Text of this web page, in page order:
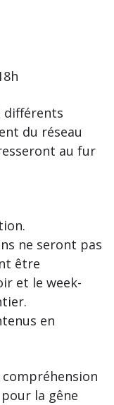
différents
du réseau
au fur
ne seront pas
être
et le week-
en
la gêne